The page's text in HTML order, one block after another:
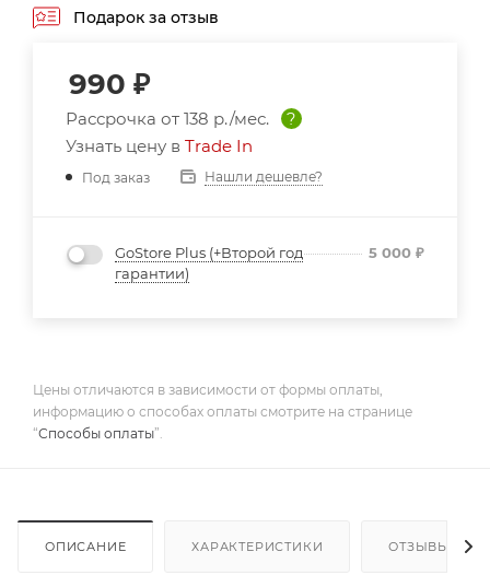
Подарок за отзыв
990 ₽
Рассрочка от 138 р./мес.
?
Узнать цену в Trade In
Под заказ Нашли дешевле?
GoStore Plus (+Второй год
гарантии)
5 000 ₽
Цены отличаются в зависимости от формы оплаты,
информацию о способах оплаты смотрите на странице
“Способы оплаты”.
ОПИСАНИЕ ХАРАКТЕРИСТИКИ ОТЗЫВЫ